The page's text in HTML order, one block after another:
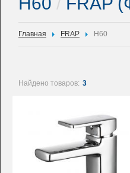
Главная FRAP H60
Найдено товаров: 3